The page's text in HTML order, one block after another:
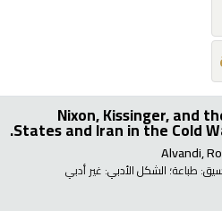
Nixon, Kissinger, and
States and Iran in the Cold
Alvandi,
طباعة؛ الشكل الأدبي: غير أدبي